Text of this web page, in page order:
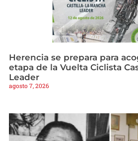
Herencia se prepara para
etapa de la Vuelta Ciclista
Leader
agosto 7, 2026